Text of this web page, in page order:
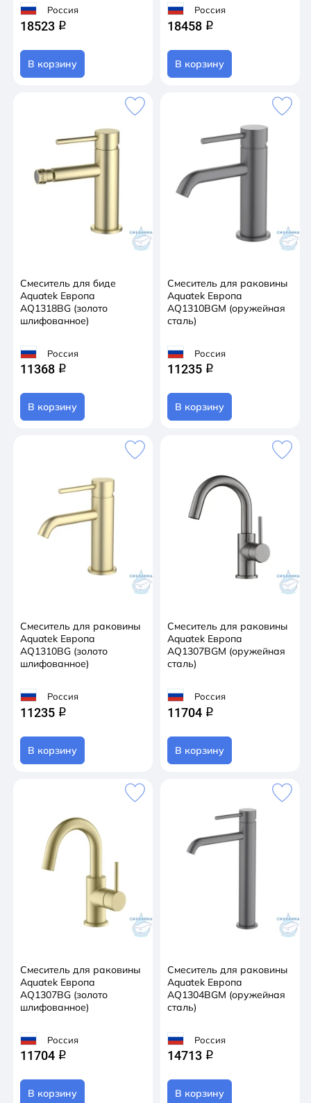
Россия
18523 q
В корзину
Россия
18458 q
В корзину
Смеситель для биде
Aquatek Европа
AQ1318BG (золото
шлифованное)
Россия
11368 q
В корзину
Смеситель для раковины
Aquatek Европа
AQ1310BGM (оружейная
сталь)
Россия
11235 q
В корзину
Смеситель для раковины
Aquatek Европа
AQ1310BG (золото
шлифованное)
Россия
11235 q
В корзину
Смеситель для раковины
Aquatek Европа
AQ1307BGM (оружейная
сталь)
Россия
11704 q
В корзину
Смеситель для раковины
Aquatek Европа
AQ1307BG (золото
шлифованное)
Россия
11704 q
В корзину
Смеситель для раковины
Aquatek Европа
AQ1304BGM (оружейная
сталь)
Россия
14713 q
В корзину